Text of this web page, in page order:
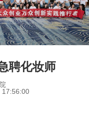
聘化妆师
17:56:00